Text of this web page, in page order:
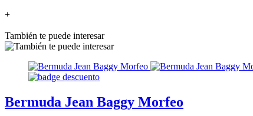
+
También te puede interesar
Bermuda Jean Baggy Morfeo